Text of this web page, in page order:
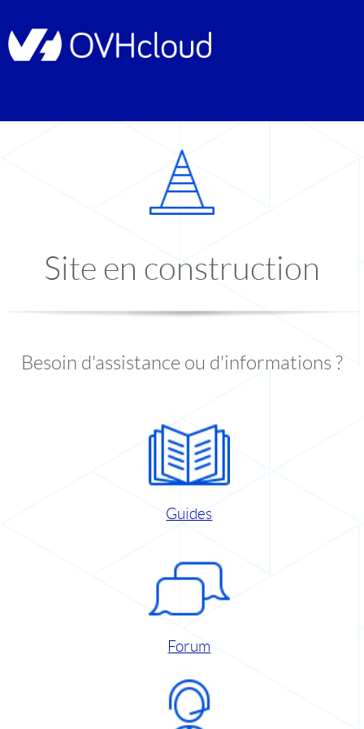
Site en construction
Besoin d'assistance ou d'informations ?
Guides
Forum